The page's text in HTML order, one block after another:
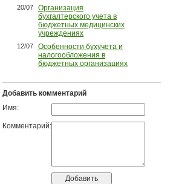
20/07
Организация
бухгалтерского учета в
бюджетных медицинских
учреждениях
12/07
Особенности бухучета и
налогообложения в
бюджетных организациях
Добавить комментарий
Имя:
Комментарий: